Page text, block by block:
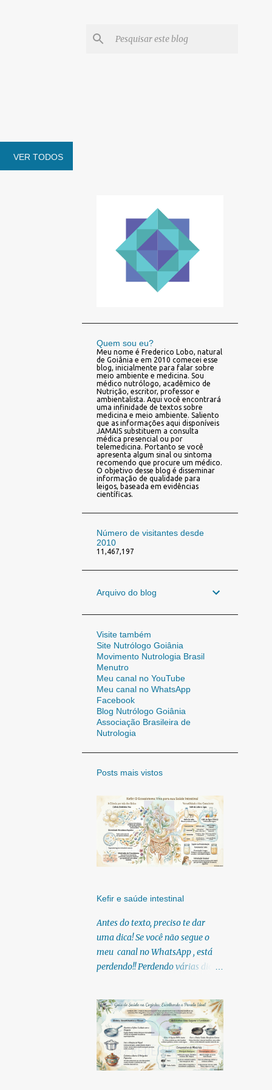
VER TODOS
Quem sou eu?
Meu nome é Frederico Lobo, natural
de Goiânia e em 2010 comecei esse
blog, inicialmente para falar sobre
meio ambiente e medicina. Sou
médico nutrólogo, acadêmico de
Nutrição, escritor, professor e
ambientalista. Aqui você encontrará
uma infinidade de textos sobre
medicina e meio ambiente. Saliento
que as informações aqui disponíveis
JAMAIS substituem a consulta
médica presencial ou por
telemedicina. Portanto se você
apresenta algum sinal ou sintoma
recomendo que procure um médico.
O objetivo desse blog é disseminar
informação de qualidade para
leigos, baseada em evidências
científicas.
Número de visitantes desde
2010
11,467,197
Arquivo do blog
Visite também
Site Nutrólogo Goiânia
Movimento Nutrologia Brasil
Menutro
Meu canal no YouTube
Meu canal no WhatsApp
Facebook
Blog Nutrólogo Goiânia
Associação Brasileira de
Nutrologia
Posts mais vistos
Kefir e saúde intestinal
Antes do texto, preciso te dar
uma dica! Se você não segue o
meu canal no WhatsApp , está
perdendo!! Perdendo várias dicas,
infográficos, o link para
download dos meus e-books.
Para acessar clique no link:
https://whatsapp.com/channel/0
029Vb6U4AqKgsNzkBhubA40